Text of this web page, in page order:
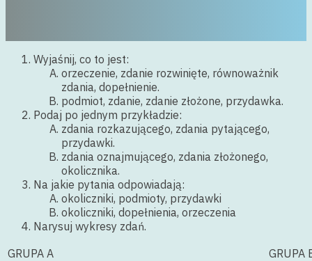
Wyjaśnij, co to jest:
orzeczenie, zdanie rozwinięte, równoważnik
zdania, dopełnienie.
podmiot, zdanie, zdanie złożone, przydawka.
Podaj po jednym przykładzie:
zdania rozkazującego, zdania pytającego,
przydawki.
zdania oznajmującego, zdania złożonego,
okolicznika.
Na jakie pytania odpowiadają:
okoliczniki, podmioty, przydawki
okoliczniki, dopełnienia, orzeczenia
Narysuj wykresy zdań.
GRUPA A
GRUPA